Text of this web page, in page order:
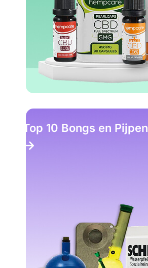
Top 10 Bongs en Pijpen